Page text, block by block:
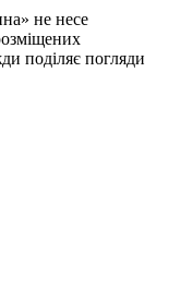
не несе
поділяє погляди